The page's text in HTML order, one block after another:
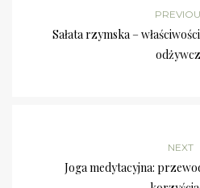
Sałata rzymska –
NEXT
Joga medytacyjna: